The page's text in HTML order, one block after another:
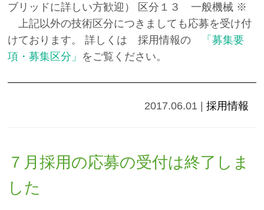
ブリッドに詳しい方歓迎） 区分１３ 一般機械 ※
上記以外の技術区分につきましても応募を受け付
けております。 詳しくは 採用情報の
「募集要
項・募集区分」 をご覧ください。
2017.06.01 |採用情報
７月採用の応募の受付は終了しま
した